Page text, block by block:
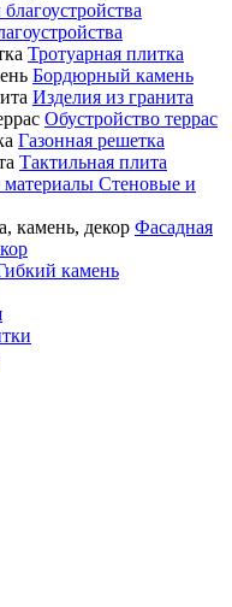
Тротуарная плитка
Бордюрный камень
Изделия из гранита
Обустройство террас
Газонная решетка
Тактильная плита
Стеновые и
Фасадная
камень